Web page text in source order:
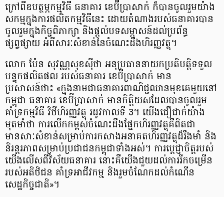
ក្រៅពីឧបត្ថម្ភកម្មវិធី ធនាគារ ខេប៊ីប្រាសាក់ ក៏បានចូលរួមយ៉ាង
សកម្មក្នុងការផលិតកម្មវិធីនេះ ដោយតំណាងរបស់​ធនាគារ​បាន​
ចូលរួម​ក្នុងកិច្ច​ពិភាក្សា និង​ផ្តល់​បទ​សម្ភាសន៍​ដល់​ប្រព័ន្ធ​
ផ្សព្វផ្សាយ អំពីសារៈសំខាន់​នៃ​ចំណេះដឹង​ហិរញ្ញវត្ថុ។
លោក ប៉ែន សុវណ្ណសុខស៊ីថា អនុប្រធាននាយកប្រតិបត្តិទទួល
បន្ទុកផលិតផល ​របស់​ធនាគារ ខេប៊ី​ប្រាសាក់ មាន
ប្រសាសន៍ថា៖ «ក្នុងនាម​ជា​ធនាគារ​ពាណិជ្ជ​ឈានមុខ​គេ​មួយ​នៅ​
កម្ពុជា ធនាគារ ខេប៊ីប្រាសាក់ មាន​កិត្តិយស​ដែល​បាន​ចូលរួម​
គាំទ្រ​កម្មវិធី វិថី​ហិរញ្ញវត្ថុ ​រដូវកាល​ទី 3។ យើង​ជឿជាក់​យ៉ាង​
មុតមាំ​ថា ការ​លើកកម្ពស់​ចំណេះដឹង​ផ្នែក​ហិរញ្ញវត្ថុ​គឺពិតជា
មានសាៈសំខាន់​សម្រាប់​ការ​កសាង​អនាគត​ហិរញ្ញវត្ថុ​ដ៏​រឹងមាំ និង​
និរន្តរភាព​សម្រាប់​ប្រជាជន​កម្ពុជា​ទាំងអស់។ ការប្តេជ្ញាចិត្ត​របស់​
យើង​​លើស​ពី​វិស័យ​ធនាគារ នោះគឺយើង​ជួយដល់ការរីកចម្រើន
របស់អតិថិជន គាំទ្រ​អាជីវកម្ម​ និង​រួមចំណែក​​ដល់​កំណើន​
សេដ្ឋកិច្ច​ជាតិ»។